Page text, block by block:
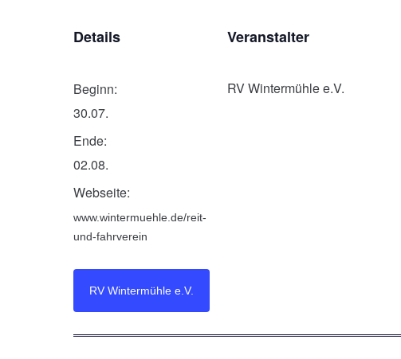
Details
Beginn:
30.07.
Ende:
02.08.
Webseite:
www.wintermuehle.de/reit-
und-fahrverein
Veranstalter
RV Wintermühle e.V.
RV Wintermühle e.V.